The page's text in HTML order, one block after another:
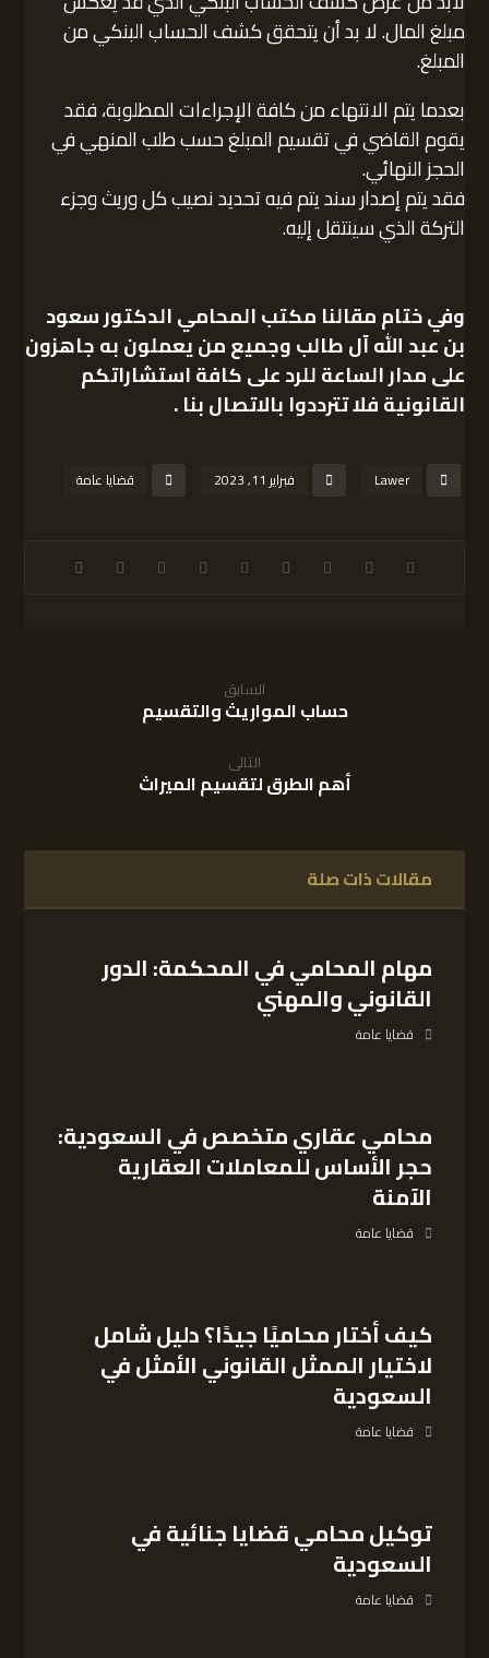
مبلغ المال. لا بد أن يتحقق كشف الحساب البنكي من
المبلغ.
بعدما يتم الانتهاء من كافة الإجراءات المطلوبة، فقد
يقوم القاضي في تقسيم المبلغ حسب طلب المنهي في
الحجز النهائي.
فقد يتم إصدار سند يتم فيه تحديد نصيب كل وريث وجزء
التركة الذي سينتقل إليه.
وفي ختام مقالنا مكتب المحامي الدكتور سعود
بن عبد الله آل طالبوجميع من يعملون به جاهزون
على مدار الساعة للرد على كافة استشاراتكم
القانونية فلا تترددوا بالاتصال بنا .
Lawer فبراير 11, 2023 قضايا عامة
السابق
حساب المواريث والتقسيم
التالى
أهم الطرق لتقسيم الميراث
مقالات ذات صلة
مهام المحامي في المحكمة: الدور
القانوني والمهني
قضايا عامة
محامي عقاري متخصص في السعودية:
حجر الأساس للمعاملات العقارية
الآمنة
قضايا عامة
كيف أختار محاميًا جيدًا؟ دليل شامل
لاختيار الممثل القانوني الأمثل في
السعودية
قضايا عامة
توكيل محامي قضايا جنائية في
السعودية
قضايا عامة